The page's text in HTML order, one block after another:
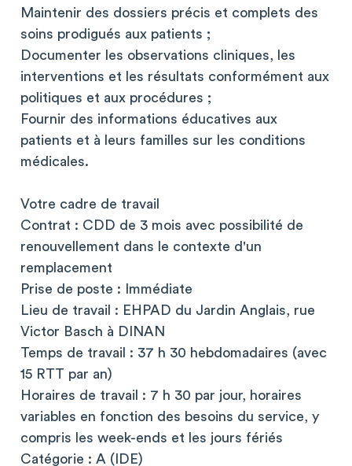
Maintenir des dossiers précis et complets des
soins prodigués aux patients ;
Documenter les observations cliniques, les
interventions et les résultats conformément aux
politiques et aux procédures ;
Fournir des informations éducatives aux
patients et à leurs familles sur les conditions
médicales.
Votre cadre de travail
Contrat : CDD de 3 mois avec possibilité de
renouvellement dans le contexte d'un
remplacement
Prise de poste : Immédiate
Lieu de travail : EHPAD du Jardin Anglais, rue
Victor Basch à DINAN
Temps de travail : 37 h 30 hebdomadaires (avec
15 RTT par an)
Horaires de travail : 7 h 30 par jour, horaires
variables en fonction des besoins du service, y
compris les week-ends et les jours fériés
Catégorie : A (IDE)